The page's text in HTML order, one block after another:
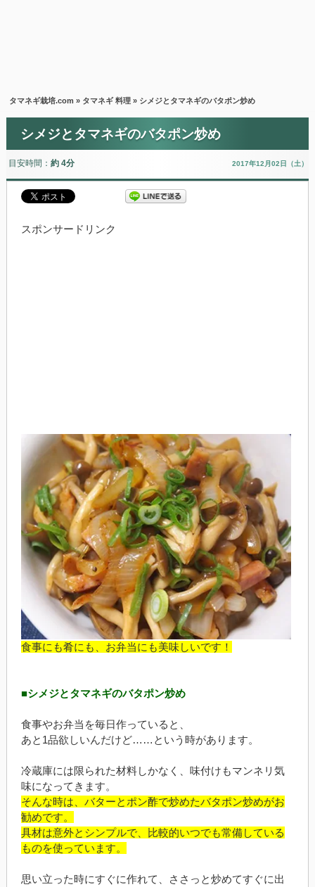
タマネギ栽培.com » タマネギ 料理 » シメジとタマネギのバタポン炒め
シメジとタマネギのバタポン炒め
目安時間： 約 4分 2017年12月02日（土）
スポンサードリンク
食事にも肴にも、お弁当にも美味しいです！
■シメジとタマネギのバタポン炒め
食事やお弁当を毎日作っていると、
あと1品欲しいんだけど……という時があります。
冷蔵庫には限られた材料しかなく、味付けもマンネリ気
味になってきます。
そんな時は、バターとポン酢で炒めたバタポン炒めがお
勧めです。
具材は意外とシンプルで、比較的いつでも常備している
ものを使っています。
思い立った時にすぐに作れて、ささっと炒めてすぐに出